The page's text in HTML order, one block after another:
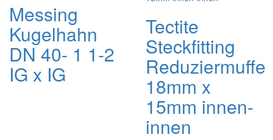
Messing
Kugelhahn
DN 40- 1 1-2
IG x IG
Tectite
Steckfitting
Reduziermuffe
18mm x
15mm innen-
innen